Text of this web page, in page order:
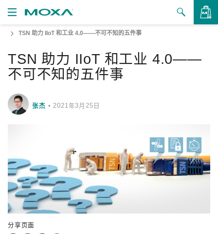
品
决方案
何购买
作伙伴专区
Moxa
TSN 助力 IIoT 和工业 4.0——不可不知的五件事
TSN 助力 IIoT 和工业 4.0——
不可不知的五件事
张杰 • 2021年3月25日
分享页面
查看询价